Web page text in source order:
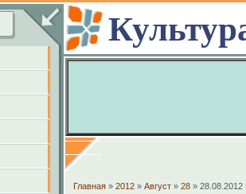
Главная » 2012 » Август » 28 » 28.08.2012